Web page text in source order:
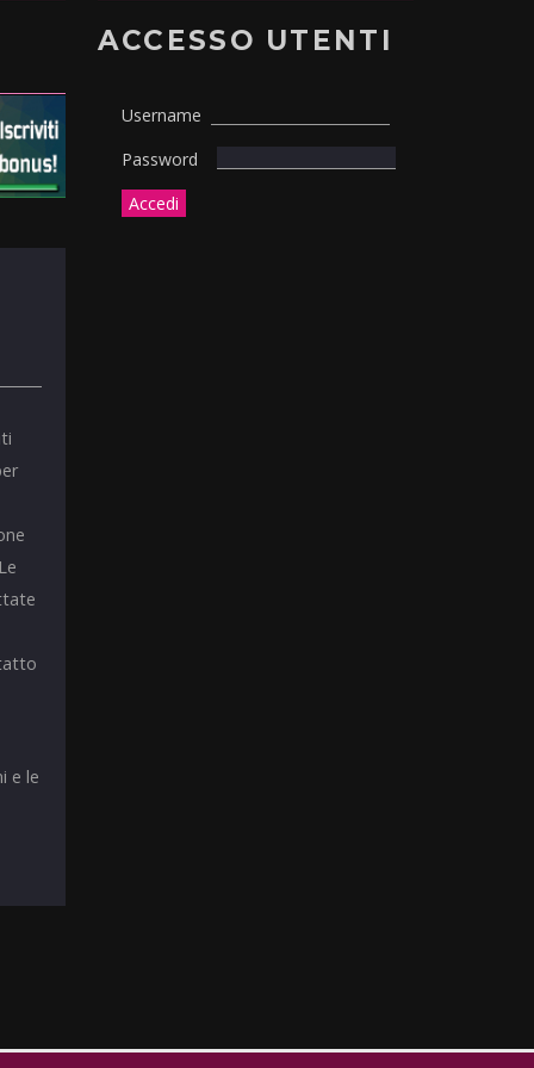
e le
ACCESSO UTENTI
Username
Password